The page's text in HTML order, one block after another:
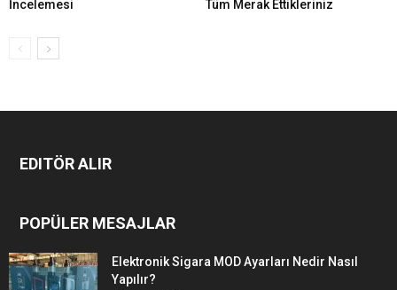
İncelemesi
Tüm Merak Ettikleriniz
EDITÖR ALIR
POPÜLER MESAJLAR
Elektronik Sigara MOD Ayarları Nedir Nasıl
Yapılır?